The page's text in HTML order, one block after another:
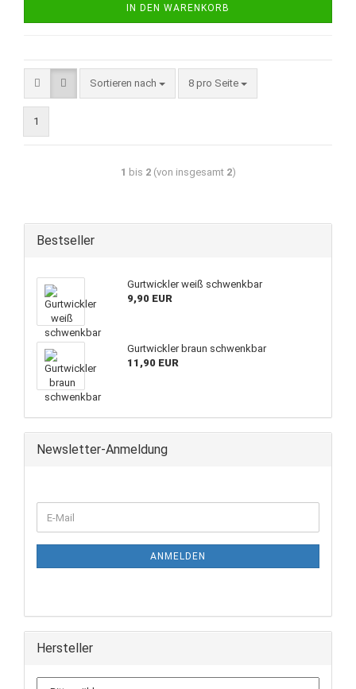
IN DEN WARENKORB
Sortieren nach 8 pro Seite
1
1 bis 2(von insgesamt 2)
Bestseller
Gurtwickler weiß schwenkbar
9,90 EUR
Gurtwickler braun schwenkbar
11,90 EUR
Newsletter-Anmeldung
ANMELDEN
Hersteller